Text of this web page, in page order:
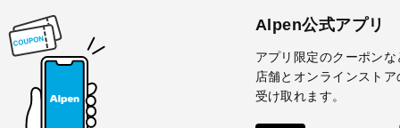
Alpen公式アプリ
アプリ限定のクーポンな
店舗とオンラインスト
受け取れます。